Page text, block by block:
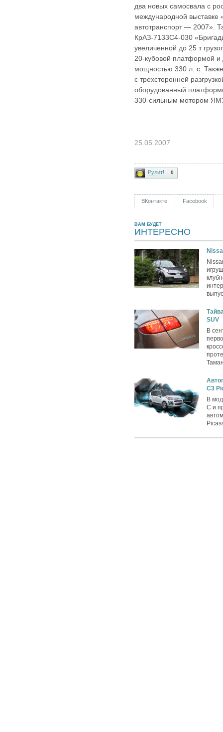
два новых самосвала с
международной выставке
автотранспорт — 2007».
КрАЗ-7133С4‑030
увеличенной до 25 т
20‑кубовой платформой
мощностью 330 л. с.
с трехсторонней
оборудованный
330‑сильным мотором
25.05.2007
Рулит! 0
ВКонтакте Facebook
ВАМ БУДЕТ
ИНТЕРЕСНО
SUV
В
C3
В
C и